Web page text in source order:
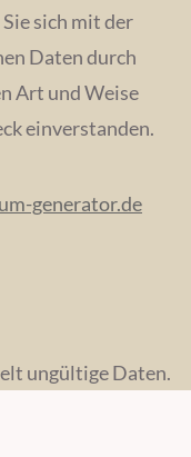
sich mit der
Daten durch
Art und Weise
einverstanden.
generator.de
ungültige Daten.